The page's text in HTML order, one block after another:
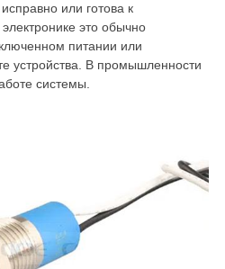
или готова к
это обычно
питании или
устройства. В промышленности
системы.